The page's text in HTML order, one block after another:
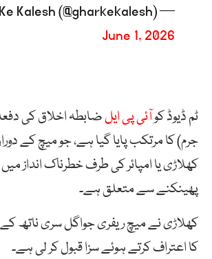
— Ghar Ke Kalesh (@gharkekalesh)
June 1, 2026
ٹم ڈیوڈ کوآئی پی ایل
جرم) کا مرتکب پایا گیا ہے، جو میچ کے
کھلاڑی یا امپائر کی طرف خطرناک انداز
پھینکنے سے متعلق ہے۔
کھلاڑی نے میچ ریفری جواگل سری ناتھ
کا اعتراف کرتے ہوئے سزا قبول کر لی ہے۔